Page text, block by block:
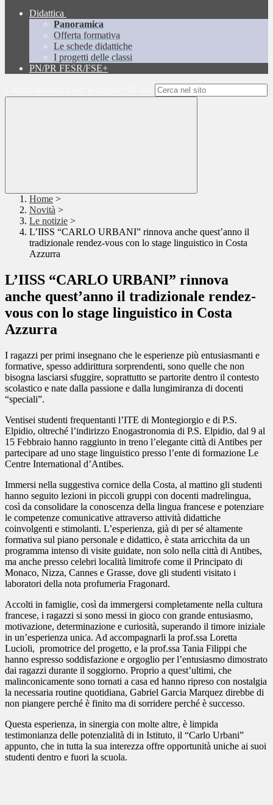
Didattica
Panoramica
Offerta formativa
Le schede didattiche
I progetti delle classi
PN/PR FESR/FSE+
Home >
Novità >
Le notizie >
L’IISS “CARLO URBANI” rinnova anche quest’anno il
tradizionale rendez-vous con lo stage linguistico in Costa
Azzurra
L’IISS “CARLO URBANI” rinnova
anche quest’anno il tradizionale rendez-
vous con lo stage linguistico in Costa
Azzurra
I ragazzi per primi insegnano che le esperienze più entusiasmanti e
formative, spesso addirittura sorprendenti, sono quelle che non
bisogna lasciarsi sfuggire, soprattutto se partorite dentro il contesto
scolastico e nate dalla passione e dalla lungimiranza di docenti
“speciali”.
Ventisei studenti frequentanti l’ITE di Montegiorgio e di P.S.
Elpidio, oltreché l’indirizzo Enogastronomia di P.S. Elpidio, dal 9 al
15 Febbraio hanno raggiunto in treno l’elegante città di Antibes per
partecipare ad uno stage linguistico presso l’ente di formazione Le
Centre International d’Antibes.
Immersi nella suggestiva cornice della Costa, al mattino gli studenti
hanno seguito lezioni in piccoli gruppi con docenti madrelingua,
così da consolidare la conoscenza della lingua francese e potenziare
le competenze comunicative attraverso attività didattiche
coinvolgenti e stimolanti. L’esperienza, già di per sé altamente
formativa sul piano personale e didattico, è stata arricchita da un
programma intenso di visite guidate, non solo nella città di Antibes,
ma anche presso celebri località limitrofe come il Principato di
Monaco, Nizza, Cannes e Grasse, dove gli studenti visitato i
laboratori della nota profumeria Fragonard.
Accolti in famiglie, così da immergersi completamente nella cultura
francese, i ragazzi si sono messi in gioco con grande entusiasmo,
motivazione, determinazione e curiosità, superando il timore iniziale
in un’esperienza unica. Ad accompagnarli la prof.ssa Loretta
Lucioli, promotrice del progetto, e la prof.ssa Tania Filippi che
hanno espresso soddisfazione e orgoglio per l’entusiasmo dimostrato
dai ragazzi durante il soggiorno. Proprio a quest’ultimi, che
malinconicamente sono tornati a casa ed hanno ripreso con nostalgia
la necessaria routine quotidiana, Gabriel Garcia Marquez direbbe di
non piangere perché è finito ma di sorridere perché è successo.
Questa esperienza, in sinergia con molte altre, è limpida
testimonianza delle potenzialità di in Istituto, il “Carlo Urbani”
appunto, che in tutta la sua interezza offre opportunità uniche ai suoi
studenti dentro e fuori la scuola.